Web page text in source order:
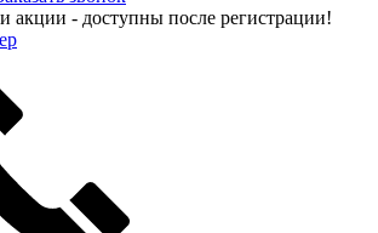
акции - доступны после регистрации!